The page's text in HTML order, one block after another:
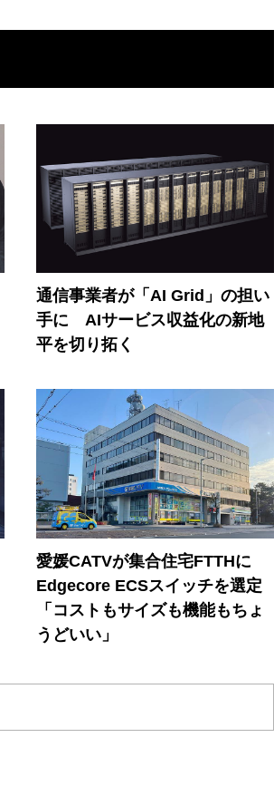
通信事業者が「AI Grid」の担い
手に AIサービス収益化の新地
平を切り拓く
愛媛CATVが集合住宅FTTHに
Edgecore ECSスイッチを選定
「コストもサイズも機能もちょ
うどいい」